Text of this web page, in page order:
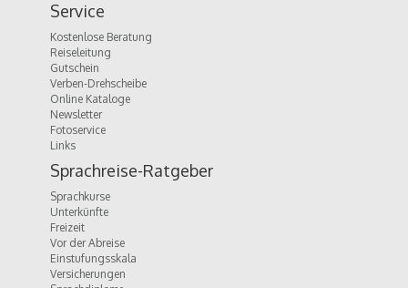
Service
Kostenlose Beratung
Reiseleitung
Gutschein
Verben-Drehscheibe
Online Kataloge
Newsletter
Fotoservice
Links
Sprachreise-Ratgeber
Sprachkurse
Unterkünfte
Freizeit
Vor der Abreise
Einstufungsskala
Versicherungen